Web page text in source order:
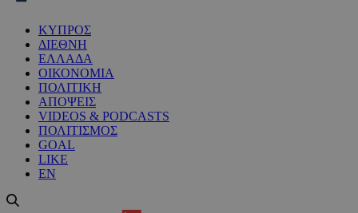
ΚΥΠΡΟΣ
ΔΙΕΘΝΗ
ΕΛΛΑΔΑ
ΟΙΚΟΝΟΜΙΑ
ΠΟΛΙΤΙΚΗ
ΑΠΟΨΕΙΣ
VIDEOS & PODCASTS
ΠΟΛΙΤΙΣΜΟΣ
GOAL
LIKE
EN